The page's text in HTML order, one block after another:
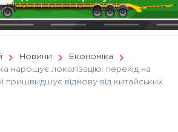
Новини
Економіка
нарощує локалізацію: перехід на
пришвидшує відмову від китайських